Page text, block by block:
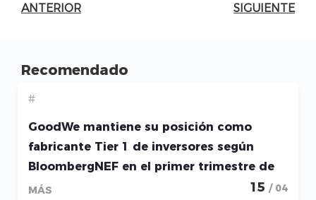
ANTERIOR SIGUIENTE
Recomendado
#
GoodWe mantiene su posición como
fabricante Tier 1 de inversores según
BloombergNEF en el primer trimestre de
2026
MÁS 15 / 04